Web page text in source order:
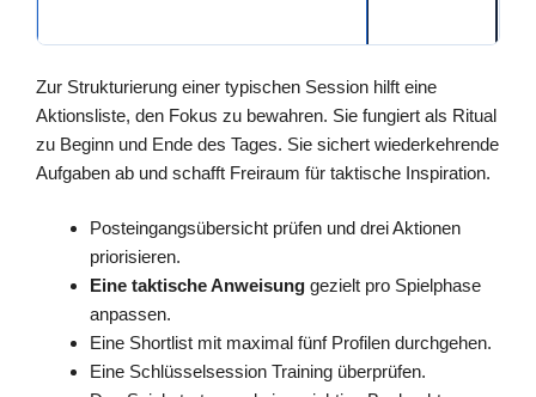
Zur Strukturierung einer typischen Session hilft eine
Aktionsliste, den Fokus zu bewahren. Sie fungiert als Ritual
zu Beginn und Ende des Tages. Sie sichert wiederkehrende
Aufgaben ab und schafft Freiraum für taktische Inspiration.
Posteingangsübersicht prüfen und drei Aktionen
priorisieren.
Eine taktische Anweisung gezielt pro Spielphase
anpassen.
Eine Shortlist mit maximal fünf Profilen durchgehen.
Eine Schlüsselsession Training überprüfen.